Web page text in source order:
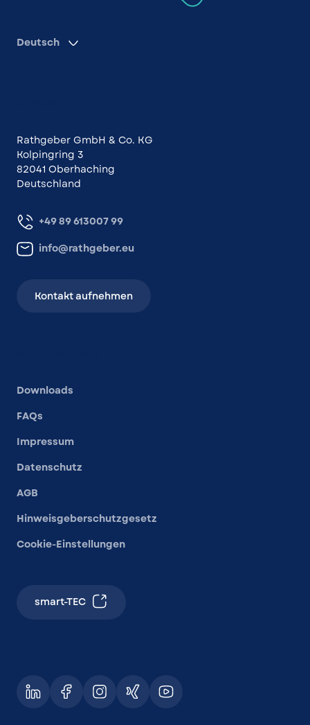
Deutsch
Rathgeber GmbH & Co. KG
Kolpingring 3
82041 Oberhaching
Deutschland
+49 89 613007 99
info@rathgeber.eu
Kontakt aufnehmen
Downloads
FAQs
Impressum
Datenschutz
AGB
Hinweisgeberschutzgesetz
Cookie-Einstellungen
smart-TEC